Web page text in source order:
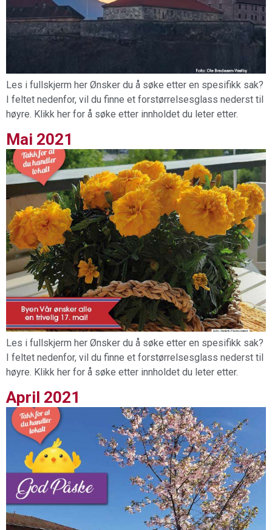
Les i fullskjerm her Ønsker du å søke etter en spesifikk sak?
I feltet nedenfor, vil du finne et forstørrelsesglass nederst til
høyre. Klikk her for å søke etter innholdet du leter etter.
Mai 2021
Les i fullskjerm her Ønsker du å søke etter en spesifikk sak?
I feltet nedenfor, vil du finne et forstørrelsesglass nederst til
høyre. Klikk her for å søke etter innholdet du leter etter.
April 2021